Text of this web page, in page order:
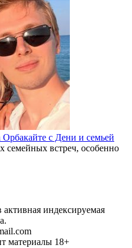
с Дени и семьей
встреч, особенно
индексируемая
материалы 18+